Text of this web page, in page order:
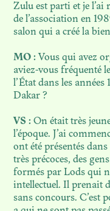
Zulu est parti et je l’ai
de l’association en
salon qui a créé la
MO : Vous qui avez
aviez-vous fréquenté
l’État dans les années
Dakar ?
VS : On était très
l’époque. J’ai
ont été présentés dans
très précoces, des
formés par Lods qui
intellectuel. Il prenait
sans concours. C’est